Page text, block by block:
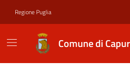
Regione Puglia
Comune di